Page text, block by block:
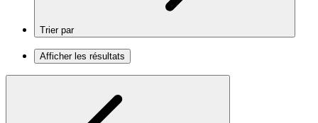
Trier par
Afficher les résultats